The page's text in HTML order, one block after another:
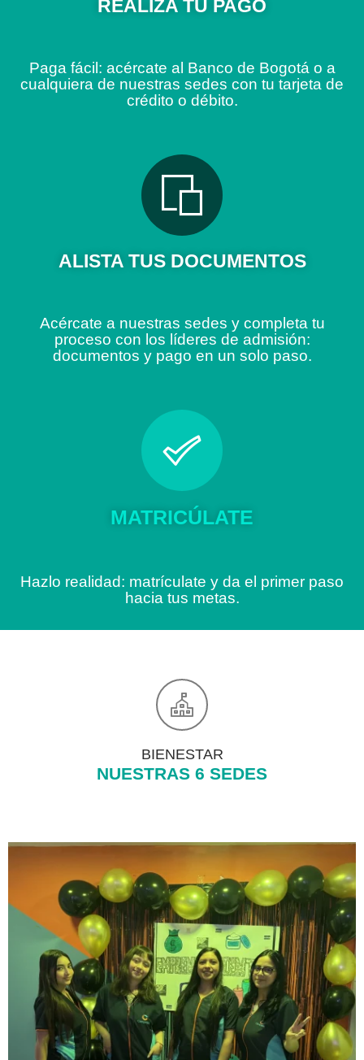
REALIZA TU PAGO
Paga fácil: acércate al Banco de Bogotá o a
cualquiera de nuestras sedes con tu tarjeta de
crédito o débito.
ALISTA TUS DOCUMENTOS
Acércate a nuestras sedes y completa tu
proceso con los líderes de admisión:
documentos y pago en un solo paso.
MATRICÚLATE
Hazlo realidad: matrículate y da el primer paso
hacia tus metas.
BIENESTAR
NUESTRAS 6 SEDES